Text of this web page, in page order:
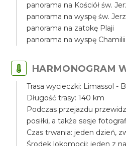
panorama na Kościół św.
panorama na wyspę św.
panorama na zatokę Plaji
panorama na wyspę Chamilii
HARMONOGRAM
Trasa wycieczki: Limassol -
Długość trasy: 140 km
Podczas przejazdu
posiłki, a także sesje
Czas trwania: jeden dzień,
Środek lokomocji: jeden z